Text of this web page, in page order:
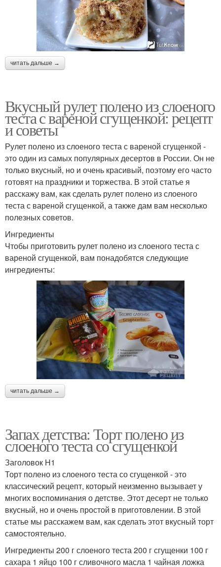
читать дальше →
Вкусный рулет полено из слоеного
теста с вареной сгущенкой: рецепт
и советы
Рулет полено из слоеного теста с вареной сгущенкой -
это один из самых популярных десертов в России. Он не
только вкусный, но и очень красивый, поэтому его часто
готовят на праздники и торжества. В этой статье я
расскажу вам, как сделать рулет полено из слоеного
теста с вареной сгущенкой, а также дам вам несколько
полезных советов.
Ингредиенты
Чтобы приготовить рулет полено из слоеного теста с
вареной сгущенкой, вам понадобятся следующие
ингредиенты:
читать дальше →
Запах детства: Торт полено из
слоеного теста со сгущенкой
Заголовок H1
Торт полено из слоеного теста со сгущенкой - это
классический рецепт, который неизменно вызывает у
многих воспоминания о детстве. Этот десерт не только
вкусный, но и очень простой в приготовлении. В этой
статье мы расскажем вам, как сделать этот вкусный торт
самостоятельно.
Ингредиенты 200 г слоеного теста 200 г сгущенки 100 г
сахара 1 яйцо 100 г сливочного масла 1 чайная ложка